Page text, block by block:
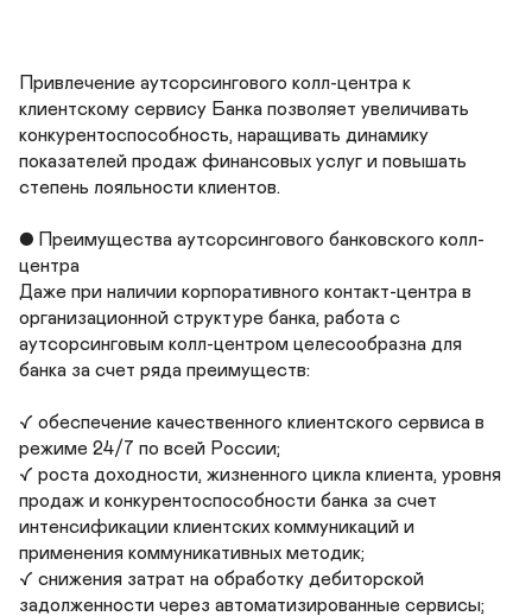
Привлечение аутсорсингового колл-центра к
клиентскому сервису Банка позволяет увеличивать
конкурентоспособность, наращивать динамику
показателей продаж финансовых услуг и повышать
степень лояльности клиентов.
● Преимущества аутсорсингового банковского колл-
центра
Даже при наличии корпоративного контакт-центра в
организационной структуре банка, работа с
аутсорсинговым колл-центром целесообразна для
банка за счет ряда преимуществ:
✓ обеспечение качественного клиентского сервиса в
режиме 24/7 по всей России;
✓ роста доходности, жизненного цикла клиента, уровня
продаж и конкурентоспособности банка за счет
интенсификации клиентских коммуникаций и
применения коммуникативных методик;
✓ снижения затрат на обработку дебиторской
задолженности через автоматизированные сервисы;